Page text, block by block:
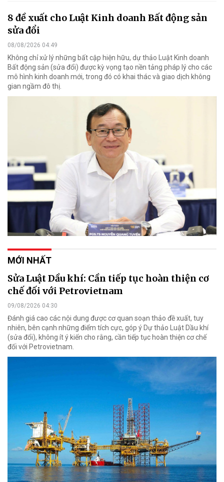
8 đề xuất cho Luật Kinh doanh Bất động sản
sửa đổi
08/08/2026 04:49
Không chỉ xử lý những bất cập hiện hữu, dự thảo Luật Kinh doanh
Bất động sản (sửa đổi) được kỳ vọng tạo nền tảng pháp lý cho các
mô hình kinh doanh mới, trong đó có khai thác và giao dịch không
gian ngầm đô thị.
MỚI NHẤT
Sửa Luật Dầu khí: Cần tiếp tục hoàn thiện cơ
chế đối với Petrovietnam
09/08/2026 04:30
Đánh giá cao các nội dung được cơ quan soạn thảo đề xuất, tuy
nhiên, bên cạnh những điểm tích cực, góp ý Dự thảo Luật Dầu khí
(sửa đổi), không ít ý kiến cho rằng, cần tiếp tục hoàn thiện cơ chế
đối với Petrovietnam.